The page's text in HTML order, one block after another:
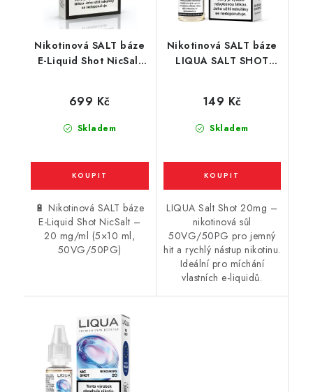
Nikotinová SALT báze
E-Liquid Shot NicSalt
Skladem
699 Kč
🔋 Nikotinová SALT báze
E-Liquid Shot NicSalt –
20 mg/ml (5×10 ml,
50VG/50PG)
Nikotinová SALT báze
LIQUA SALT SHOT
Skladem
149 Kč
LIQUA Salt Shot 20mg –
nikotinová sůl
50VG/50PG pro jemný
hit a rychlý nástup nikotinu.
Ideální pro míchání
vlastních e-liquidů.